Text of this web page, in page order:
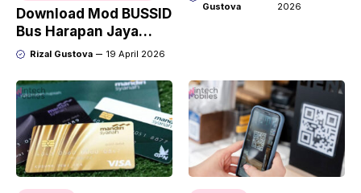
Download Mod BUSSID
Bus Harapan Jaya
Terbaru, Desain
Lengkap
Rizal Gustova 19 April 2026
Gustova
2026